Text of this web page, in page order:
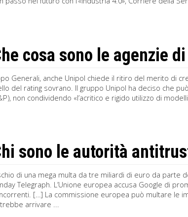
cosa sono le agenzie
Generali, anche Unipol chiede il ritiro del merito di
del rating sovrano. Il gruppo Unipol ha deciso che
non condividendo «l’acritico e rigido utilizzo di
sono le autorità
di una mega multa da tre miliardi di euro da parte
Telegraph. L’Unione europea accusa Google di
[…] La commissione europea può multare le
arrivare ...